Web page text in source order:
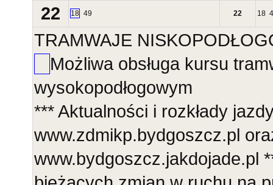
22 18 49 22 18
TRAMWAJE
Możliwa obsługa kursu
wysokopodłogowym
*** Aktualności i rozkłady
www.zdmikp.bydgoszcz.pl
www.bydgoszcz.jakdojade.pl